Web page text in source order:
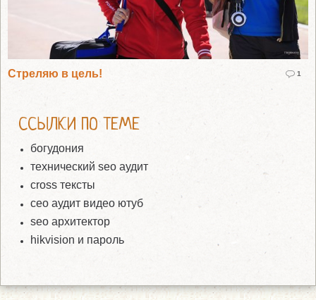
Стреляю в цель! 1
ССЫЛКИ ПО ТЕМЕ
богудония
технический seo аудит
cross тексты
сео аудит видео ютуб
seo архитектор
hikvision и пароль